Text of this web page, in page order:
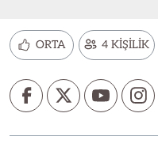
ORTA 4 KİŞİLİK